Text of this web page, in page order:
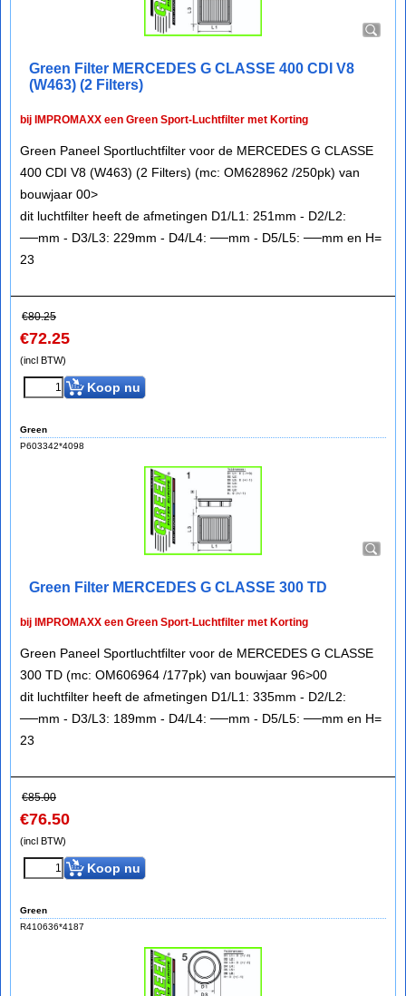
Green Filter MERCEDES G CLASSE 400 CDI V8
(W463) (2 Filters)
bij IMPROMAXX een Green Sport-Luchtfilter met Korting
Green Paneel Sportluchtfilter voor de MERCEDES G CLASSE
400 CDI V8 (W463) (2 Filters) (mc: OM628962 /250pk) van
bouwjaar 00>
dit luchtfilter heeft de afmetingen D1/L1: 251mm - D2/L2:
──mm - D3/L3: 229mm - D4/L4: ──mm - D5/L5: ──mm en H=
23
€80.25
€72.25
(incl BTW)
Koop nu
Green
P603342*4098
Green Filter MERCEDES G CLASSE 300 TD
bij IMPROMAXX een Green Sport-Luchtfilter met Korting
Green Paneel Sportluchtfilter voor de MERCEDES G CLASSE
300 TD (mc: OM606964 /177pk) van bouwjaar 96>00
dit luchtfilter heeft de afmetingen D1/L1: 335mm - D2/L2:
──mm - D3/L3: 189mm - D4/L4: ──mm - D5/L5: ──mm en H=
23
€85.00
€76.50
(incl BTW)
Koop nu
Green
R410636*4187